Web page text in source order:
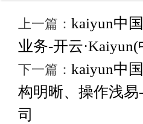
上一篇： kaiyun中
业务-开云
下一篇： kaiyun中
构明晰、操作浅
司